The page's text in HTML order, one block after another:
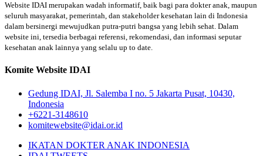
Website IDAI merupakan wadah informatif, baik bagi para dokter anak, maupun
seluruh masyarakat, pemerintah, dan stakeholder kesehatan lain di Indonesia
dalam bersinergi mewujudkan putra-putri bangsa yang lebih sehat. Dalam
website ini, tersedia berbagai referensi, rekomendasi, dan informasi seputar
kesehatan anak lainnya yang selalu up to date.
Komite Website IDAI
Gedung IDAI, Jl. Salemba I no. 5 Jakarta Pusat, 10430,
Indonesia
+6221-3148610
komitewebsite@idai.or.id
IKATAN DOKTER ANAK INDONESIA